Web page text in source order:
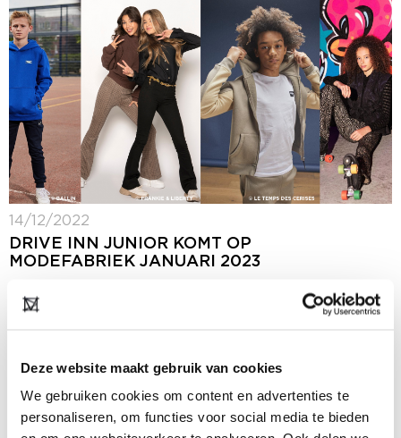
Deze website maakt gebruik van cookies
We gebruiken cookies om content en advertenties te
personaliseren, om functies voor social media te bieden
14/12/2022
DRIVE INN JUNIOR KOMT OP
MODEFABRIEK JANUARI 2023
deelnemen aan Modefabriek in een speciaal